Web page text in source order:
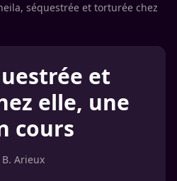
séquestrée et torturée chez
et
elle, une
cours
B. Arieux